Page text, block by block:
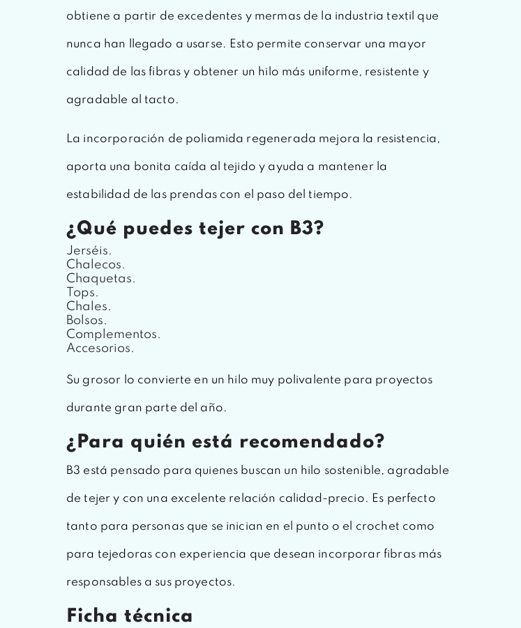
obtiene a partir de excedentes y mermas de la industria textil que
nunca han llegado a usarse. Esto permite conservar una mayor
calidad de las fibras y obtener un hilo más uniforme, resistente y
agradable al tacto.
La incorporación de poliamida regenerada mejora la resistencia,
aporta una bonita caída al tejido y ayuda a mantener la
estabilidad de las prendas con el paso del tiempo.
¿Qué puedes tejer con B3?
Jerséis.
Chalecos.
Chaquetas.
Tops.
Chales.
Bolsos.
Complementos.
Accesorios.
Su grosor lo convierte en un hilo muy polivalente para proyectos
durante gran parte del año.
¿Para quién está recomendado?
B3 está pensado para quienes buscan un hilo sostenible, agradable
de tejer y con una excelente relación calidad-precio. Es perfecto
tanto para personas que se inician en el punto o el crochet como
para tejedoras con experiencia que desean incorporar fibras más
responsables a sus proyectos.
Ficha técnica